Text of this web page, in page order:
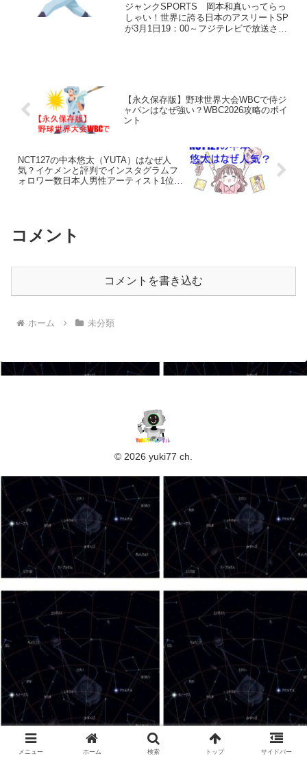
ジャンクSPORTS 岡本和真いってらっ
しゃい！世界に誇る日本のアスリートSP
が3月1日19：00～フジテレビで放送され
【永久保存版】野球世界大会WBCで侍ジ
ャパンはなぜ強い？WBC2026攻略のポイ
ント
NCT127の中本悠太（YUTA）はなぜ人
気？イケメンと評判でインスタグラムフ
ォロワー数日本人男性アーティスト1位の
コメント
コメントを書き込む
ホーム 未分類
© 2026 yuki77 ch.
メニュー ホーム 検索 トップ サイドバー